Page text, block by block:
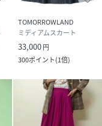
TOMORROWLAND
ミディアムスカート
33,000円
300ポイント(1倍)